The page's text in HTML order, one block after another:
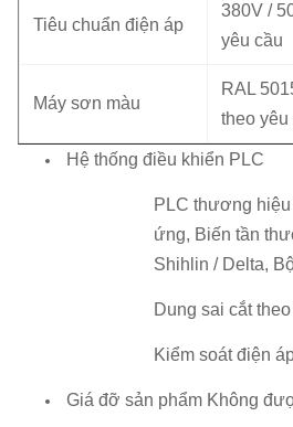
Tiêu chuẩn điện áp
380V /
yêu cầu
Máy sơn màu
RAL
theo yêu
Hệ thống điều khiển PLC
PLC thương
ứng, Biến tần
Shihlin / Delta,
Dung sai cắt
Kiểm soát điện
Giá đỡ sản phẩm Không